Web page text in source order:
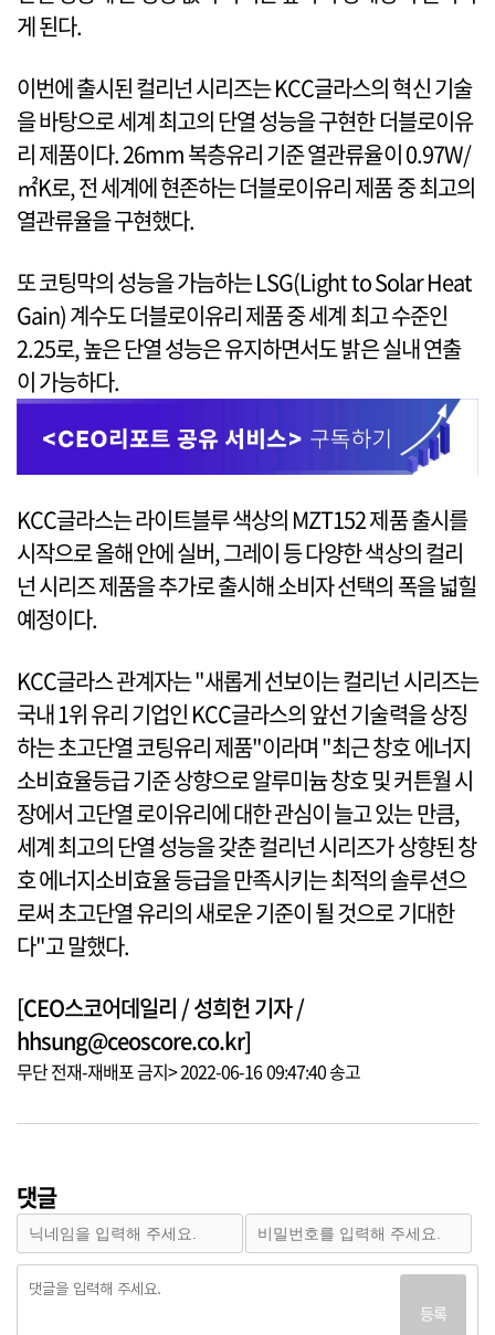
게 된다.
이번에 출시된 컬리넌 시리즈는 KCC글라스의 혁신 기술
을 바탕으로 세계 최고의 단열 성능을 구현한 더블로이유
리 제품이다. 26mm 복층유리 기준 열관류율이 0.97W/
㎡K로, 전 세계에 현존하는 더블로이유리 제품 중 최고의
열관류율을 구현했다.
또 코팅막의 성능을 가늠하는 LSG(Light to Solar Heat
Gain) 계수도 더블로이유리 제품 중 세계 최고 수준인
2.25로, 높은 단열 성능은 유지하면서도 밝은 실내 연출
이 가능하다.
KCC글라스는 라이트블루 색상의 MZT152 제품 출시를
시작으로 올해 안에 실버, 그레이 등 다양한 색상의 컬리
넌 시리즈 제품을 추가로 출시해 소비자 선택의 폭을 넓힐
예정이다.
KCC글라스 관계자는 "새롭게 선보이는 컬리넌 시리즈는
국내 1위 유리 기업인 KCC글라스의 앞선 기술력을 상징
하는 초고단열 코팅유리 제품"이라며 "최근 창호 에너지
소비효율등급 기준 상향으로 알루미늄 창호 및 커튼월 시
장에서 고단열 로이유리에 대한 관심이 늘고 있는 만큼,
세계 최고의 단열 성능을 갖춘 컬리넌 시리즈가 상향된 창
호 에너지소비효율 등급을 만족시키는 최적의 솔루션으
로써 초고단열 유리의 새로운 기준이 될 것으로 기대한
다"고 말했다.
[CEO스코어데일리 / 성희헌 기자 /
hhsung@ceoscore.co.kr]
무단 전재-재배포 금지> 2022-06-16 09:47:40 송고
댓글
등록